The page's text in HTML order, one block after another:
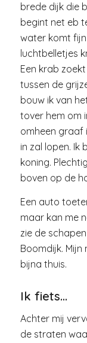
brede dijk die
begint net eb
water komt
luchtbelletjes
Een krab
tussen de
bouw ik van
tover hem om
omheen graaf
in zal lopen. Ik
koning.
boven op de
Een auto
maar kan me
zie de
Boomdijk.
bijna thuis.
Ik fiets…
Achter mij
de straten